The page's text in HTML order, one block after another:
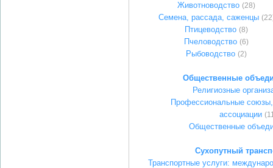
Животноводство (28)
Семена, рассада, саженцы
Птицеводство (8)
Пчеловодство (6)
Рыбоводство (2)
Общественные
Религиозные
Профессиональные
ассоциации
Общественные
Сухопутный
Транспортные услуги: